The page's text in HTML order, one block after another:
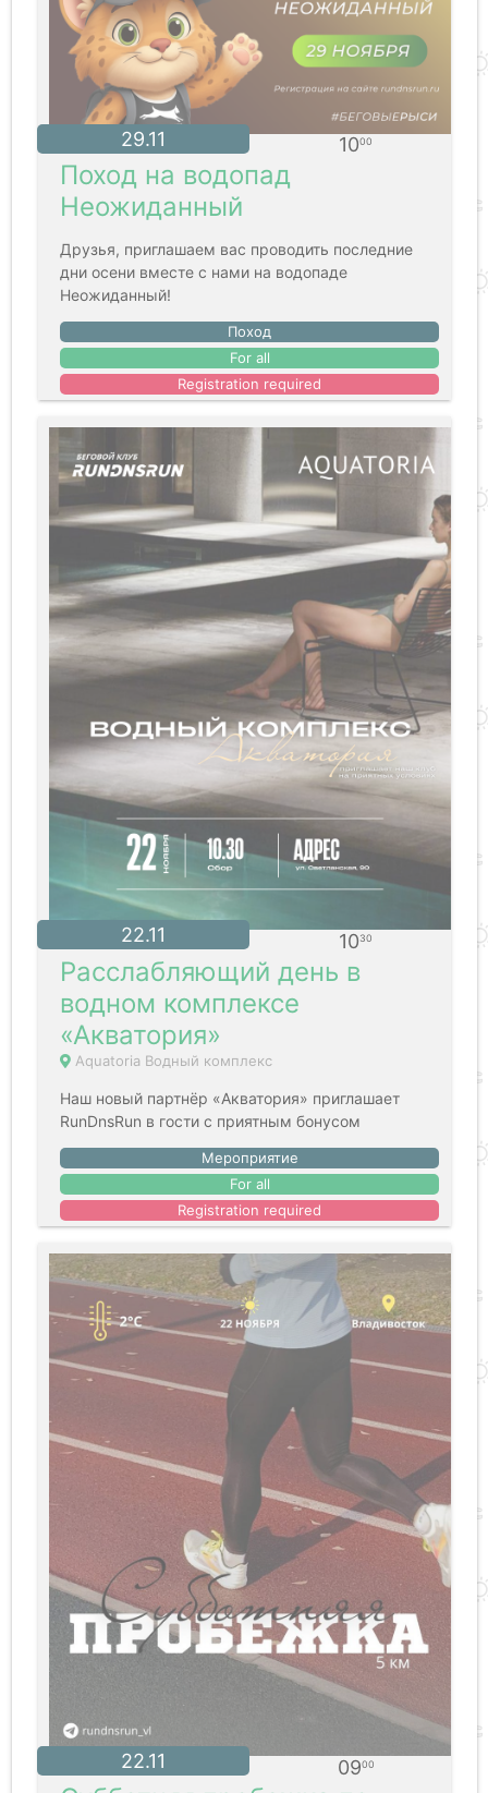
29.11 1000
Поход на водопад
Неожиданный
Друзья, приглашаем вас проводить последние
дни осени вместе с нами на водопаде
Неожиданный!
Поход
For all
Registration required
22.11 1030
Расслабляющий день в
водном комплексе
«Акватория»
Aquatoria Водный комплекс
Наш новый партнёр «Акватория» приглашает
RunDnsRun в гости с приятным бонусом
Мероприятие
For all
Registration required
22.11 0900